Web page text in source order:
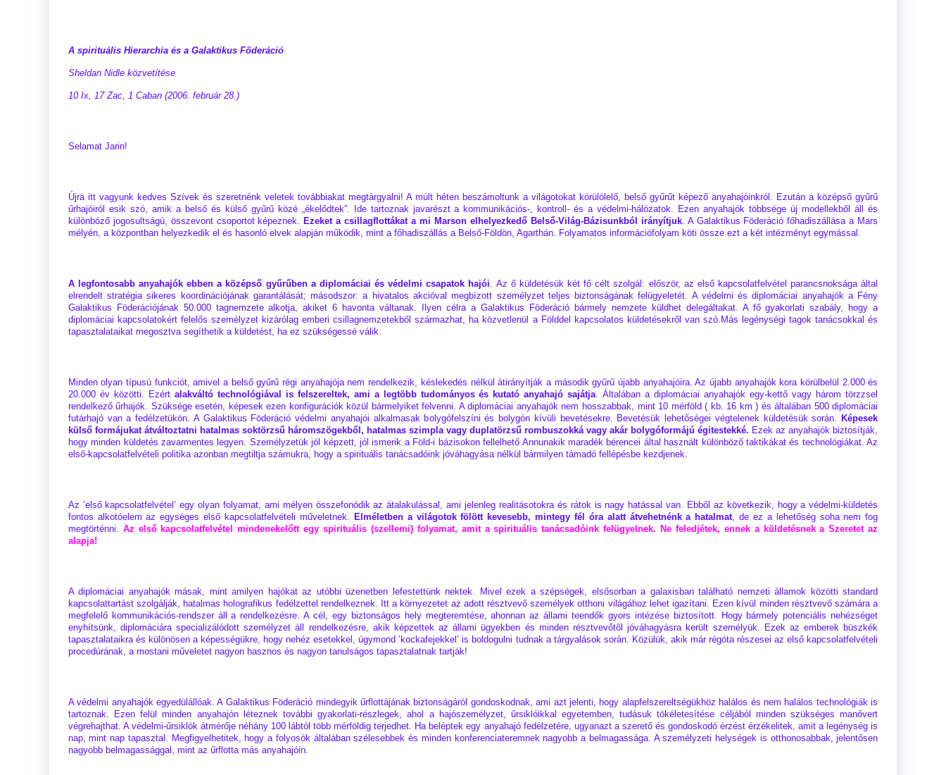
A spirituális Hierarchia és a Galaktikus Föderáció
Sheldan Nidle közvetítése
10 Ix, 17 Zac, 1 Caban (2006. február 28.)
Selamat Jarin!
Újra itt vagyunk kedves Szívek és szeretnénk veletek továbbiakat megtárgyalni! A múlt héten beszámoltunk a világotokat körülölelő, belső gyűrűt képező anyahajóinkról. Ezután a középső gyűrű
űrhajóiról esik szó, amik a belső és külső gyűrű közé „ékelődtek”. Ide tartoznak javarészt a kommunikációs-, kontroll- és a védelmi-hálózatok. Ezen anyahajók többsége új modellekből áll és
különböző jogosultságú, összevont csoportot képeznek. Ezeket a csillagflottákat a mi Marson elhelyezkedő Belső-Világ-Bázisunkból irányítjuk. A Galaktikus Föderáció főhadiszállása a Mars
mélyén, a központban helyezkedik el és hasonló elvek alapján működik, mint a főhadiszállás a Belső-Földön, Agarthán. Folyamatos információfolyam köti össze ezt a két intézményt egymással.
A legfontosabb anyahajók ebben a középső gyűrűben a diplomáciai és védelmi csapatok hajói. Az ő küldetésük két fő célt szolgál: először, az első kapcsolatfelvétel parancsnoksága által
elrendelt stratégia sikeres koordinációjának garantálását; másodszor: a hivatalos akcióval megbízott személyzet teljes biztonságának felügyeletét. A védelmi és diplomáciai anyahajók a Fény
Galaktikus Föderációjának 50.000 tagnemzete alkotja, akiket 6 havonta váltanak. Ilyen célra a Galaktikus Föderáció bármely nemzete küldhet delegáltakat. A fő gyakorlati szabály, hogy a
diplomáciai kapcsolatokért felelős személyzet kizárólag emberi csillagnemzetekből származhat, ha közvetlenül a Földdel kapcsolatos küldetésekről van szó.Más legénységi tagok tanácsokkal és
tapasztalataikat megosztva segíthetik a küldetést, ha ez szükségessé válik.
Minden olyan típusú funkciót, amivel a belső gyűrű régi anyahajója nem rendelkezik, késlekedés nélkül átirányítják a második gyűrű újabb anyahajóira. Az újabb anyahajók kora körülbelül 2.000 és
20.000 év közötti. Ezért alakváltó technológiával is felszereltek, ami a legtöbb tudományos és kutató anyahajó sajátja. Általában a diplomáciai anyahajók egy-kettő vagy három törzzsel
rendelkező űrhajók. Szüksége esetén, képesek ezen konfigurációk közül bármelyiket felvenni. A diplomáciai anyahajók nem hosszabbak, mint 10 mérföld ( kb. 16 km ) és általában 500 diplomáciai
futárhajó van a fedélzetükön. A Galaktikus Föderáció védelmi anyahajói alkalmasak bolygófelszíni és bolygón kívüli bevetésekre. Bevetésük lehetőségei végtelenek küldetésük során. Képesek
külső formájukat átváltoztatni hatalmas soktörzsű háromszögekből, hatalmas szimpla vagy duplatörzsű rombuszokká vagy akár bolygóformájú égitestekké. Ezek az anyahajók biztosítják,
hogy minden küldetés zavarmentes legyen. Személyzetük jól képzett, jól ismerik a Föld-i bázisokon fellelhető Annunakik maradék bérencei által használt különböző taktikákat és technológiákat. Az
első-kapcsolatfelvételi politika azonban megtiltja számukra, hogy a spirituális tanácsadóink jóváhagyása nélkül bármilyen támadó fellépésbe kezdjenek.
Az ’első kapcsolatfelvétel’ egy olyan folyamat, ami mélyen összefonódik az átalakulással, ami jelenleg realitásotokra és rátok is nagy hatással van. Ebből az következik, hogy a védelmi-küldetés
fontos alkotóelem az egységes első kapcsolatfelvételi műveletnek. Elméletben a világotok fölött kevesebb, mintegy fél óra alatt átvehetnénk a hatalmat, de ez a lehetőség soha nem fog
megtörténni. Az első kapcsolatfelvétel mindenekelőtt egy spirituális (szellemi) folyamat, amit a spirituális tanácsadóink felügyelnek. Ne feledjétek, ennek a küldetésnek a Szeretet az
alapja!
A diplomáciai anyahajók másak, mint amilyen hajókat az utóbbi üzenetben lefestettünk nektek. Mivel ezek a szépségek, elsősorban a galaxisban található nemzeti államok közötti standard
kapcsolattartást szolgálják, hatalmas holografikus fedélzettel rendelkeznek. Itt a környezetet az adott résztvevő személyek otthoni világához lehet igazítani. Ezen kívül minden résztvevő számára a
megfelelő kommunikációs-rendszer áll a rendelkezésre. A cél, egy biztonságos hely megteremtése, ahonnan az állami teendők gyors intézése biztosított. Hogy bármely potenciális nehézséget
enyhítsünk, diplomáciára specializálódott személyzet áll rendelkezésre, akik képzettek az állami ügyekben és minden résztvevőtől jóváhagyásra került személyük. Ezek az emberek büszkék
tapasztalataikra és különösen a képességükre, hogy nehéz esetekkel, úgymond ’kockafejekkel’ is boldogulni tudnak a tárgyalások során. Közülük, akik már régóta részesei az első kapcsolatfelvételi
procedúrának, a mostani műveletet nagyon hasznos és nagyon tanulságos tapasztalatnak tartják!
A védelmi anyahajók egyedülállóak. A Galaktikus Föderáció mindegyik űrflottájának biztonságáról gondoskodnak, ami azt jelenti, hogy alapfelszereltségükhöz halálos és nem halálos technológiák is
tartoznak. Ezen felül minden anyahajón léteznek további gyakorlati-részlegek, ahol a hajószemélyzet, űrsiklóikkal egyetemben, tudásuk tökéletesítése céljából minden szükséges manővert
végrehajthat. A védelmi-űrsiklók átmérője néhány 100 lábtól több mérföldig terjedhet. Ha beléptek egy anyahajó fedélzetére, ugyanazt a szerető és gondoskodó érzést érzékelitek, amit a legénység is
nap, mint nap tapasztal. Megfigyelhetitek, hogy a folyosók általában szélesebbek és minden konferenciateremnek nagyobb a belmagassága. A személyzeti helységek is otthonosabbak, jelentősen
nagyobb belmagassággal, mint az űrflotta más anyahajóin.